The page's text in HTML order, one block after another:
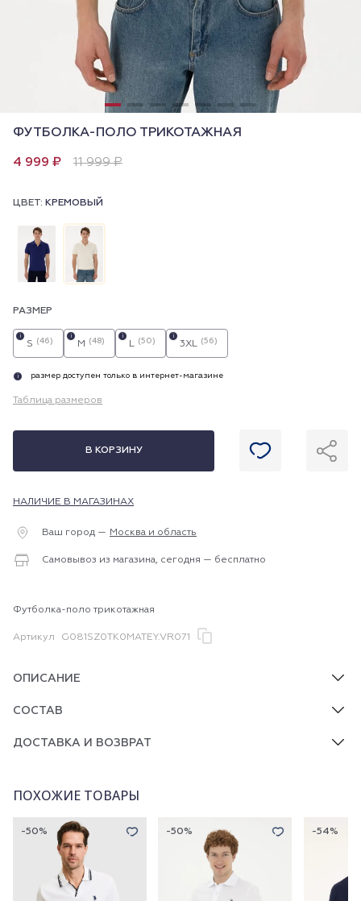
ФУТБОЛКА-ПОЛО ТРИКОТАЖНАЯ
4 999 ₽ 11 999 ₽
ЦВЕТ: КРЕМОВЫЙ
РАЗМЕР
S (46)
i
M (48)
i
L (50)
i
3XL (56)
i
i размер доступен только в интернет-магазине
Таблица размеров
В КОРЗИНУ
НАЛИЧИЕ В МАГАЗИНАХ
Ваш город — Москва и область
Самовывоз из магазина, сегодня — бесплатно
Футболка-поло трикотажная
Артикул G081SZ0TK0MATEY.VR071
ОПИСАНИЕ
СОСТАВ
ДОСТАВКА И ВОЗВРАТ
ПОХОЖИЕ ТОВАРЫ
-50% -50% -54%